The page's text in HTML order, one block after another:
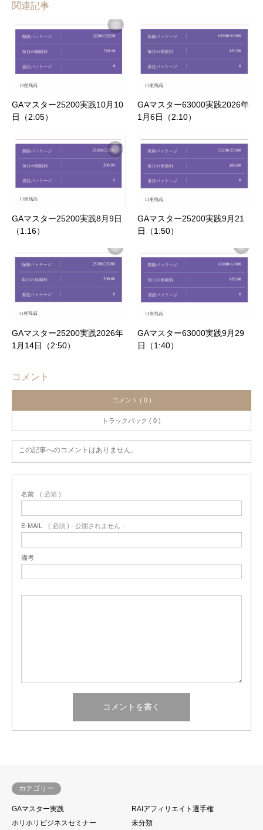
関連記事
GAマスター25200実践10月10
日（2:05）
GAマスター63000実践2026年
1月6日（2:10）
GAマスター25200実践8月9日
（1:16）
GAマスター25200実践9月21
日（1:50）
GAマスター25200実践2026年
1月14日（2:50）
GAマスター63000実践9月29
日（1:40）
コメント
コメント ( 0 )
トラックバック ( 0 )
この記事へのコメントはありません。
名前 ( 必須 )
E-MAIL ( 必須 ) - 公開されません -
備考
カテゴリー
GAマスター実践
RAIアフィリエイト選手権
ホリホリビジネスセミナー
未分類